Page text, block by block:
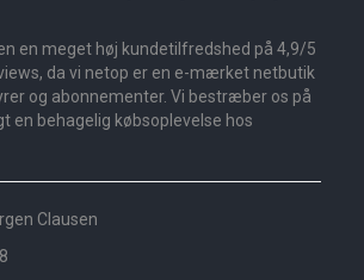
en meget høj kundetilfredshed på 4,9/5
da vi netop er en e-mærket netbutik
og abonnementer. Vi bestræber os på
en behagelig købsoplevelse hos
Clausen